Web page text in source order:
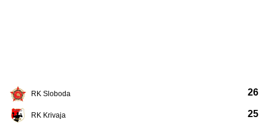
RK Sloboda
RK Krivaja
26
25